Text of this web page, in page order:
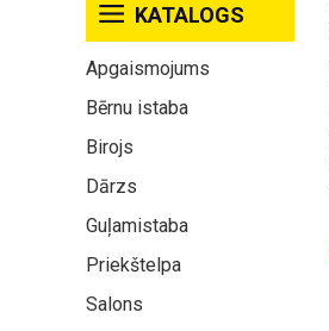
KATALOGS
Apgaismojums
Bērnu istaba
Birojs
Dārzs
Guļamistaba
Priekštelpa
Salons